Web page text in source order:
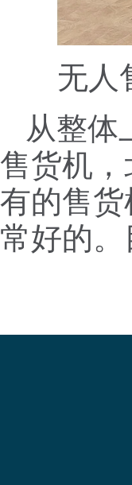
无人
从整体
售货机
有的售
常好的